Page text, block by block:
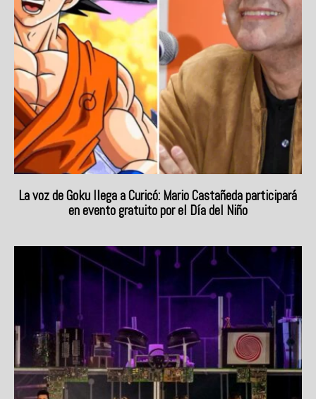
La voz de Goku llega a Curicó: Mario Castañeda participará
en evento gratuito por el Día del Niño